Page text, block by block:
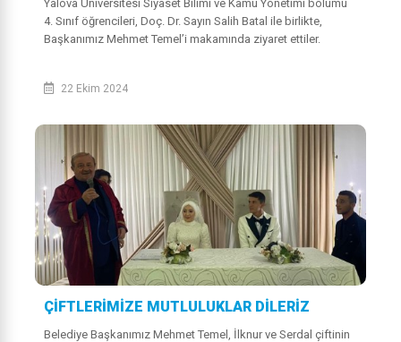
Yalova Üniversitesi Siyaset Bilimi ve Kamu Yönetimi bölümü
4. Sınıf öğrencileri, Doç. Dr. Sayın Salih Batal ile birlikte,
Başkanımız Mehmet Temel’i makamında ziyaret ettiler.
22 Ekim 2024
ÇİFTLERİMİZE MUTLULUKLAR DİLERİZ
Belediye Başkanımız Mehmet Temel, İlknur ve Serdal çiftinin